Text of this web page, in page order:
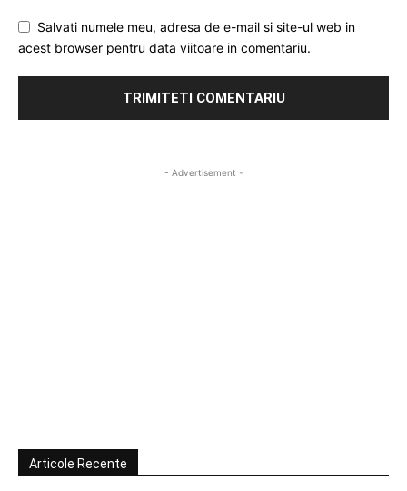
Salvati numele meu, adresa de e-mail si site-ul web in
acest browser pentru data viitoare in comentariu.
- Advertisement -
Articole Recente